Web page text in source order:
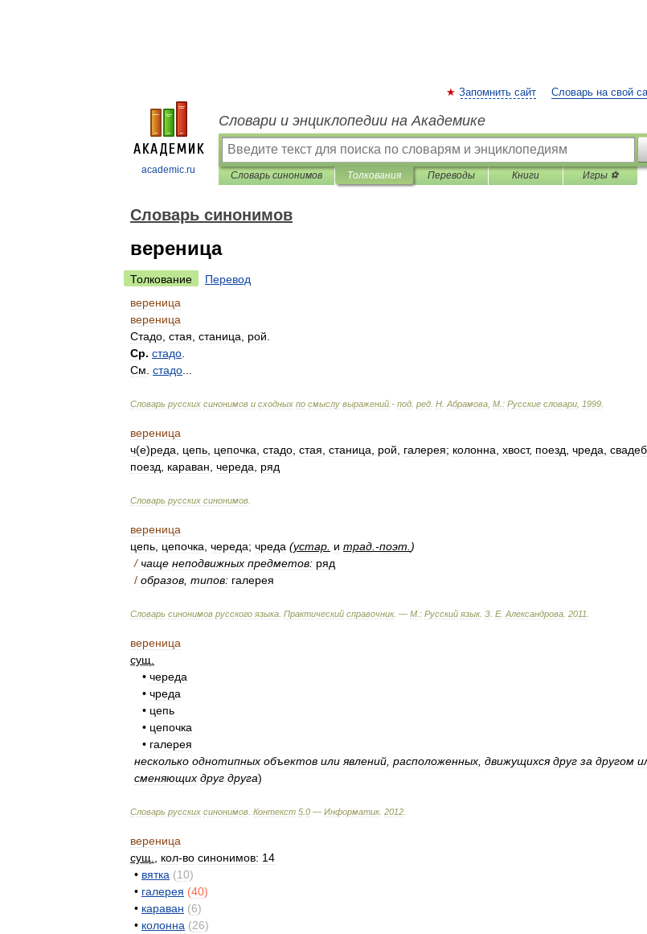
academic.ru
Запомнить сайт Словарь на свой
Словари и энциклопедии на Академике
Словарь синонимов Толкования Переводы Книги Игры ⚽
Словарь синонимов
вереница
Толкование
Перевод
вереница
вереница
Стадо стая станица рой
Ср. стадо
См стадо
Словарь русских синонимов и сходных по смыслу выражений .- под ред Н Абрамова М : Русские словари 1999
вереница
ч(е)реда цепь цепочка стадо стая станица рой галерея; колонна хвост, поезд чреда
поезд
караван череда ряд
Словарь русских синонимов
вереница
цепь цепочка череда; чреда (устар и трад .-поэт )
/ чаще неподвижных предметов: ряд
/ образов типов: галерея
Словарь синонимов русского языка Практический справочник. — М : Русский язык. З Е. Александрова 2011
вереница
сущ
• череда
• чреда
• цепь
• цепочка
• галерея
несколько однотипных объектов или явлений расположенных движущихся друг за другом
сменяющих друг друга)
Словарь русских синонимов Контекст 5 0 — Информатик. 2012
вереница
сущ
кол-во синонимов: 14
• вятка (10)
• галерея (40)
• караван (6)
• колонна (26)